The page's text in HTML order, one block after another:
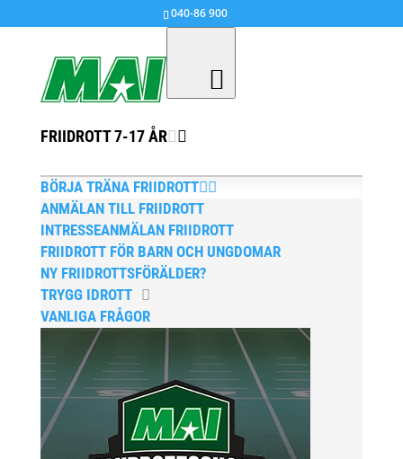
040-86 900
FRIIDROTT 7-17 ÅR
BÖRJA TRÄNA FRIIDROTT
ANMÄLAN TILL FRIIDROTT
INTRESSEANMÄLAN FRIIDROTT
FRIIDROTT FÖR BARN OCH UNGDOMAR
NY FRIIDROTTSFÖRÄLDER?
TRYGG IDROTT
VANLIGA FRÅGOR